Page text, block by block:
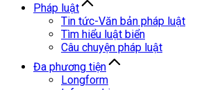
Pháp luật
Tin tức-Văn bản pháp luật
Tìm hiểu luật biển
Câu chuyện pháp luật
Đa phương tiện
Longform